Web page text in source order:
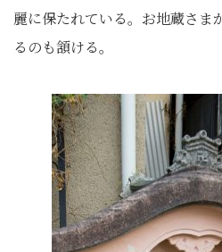
麗に保たれている。お地蔵さま
るのも頷ける。